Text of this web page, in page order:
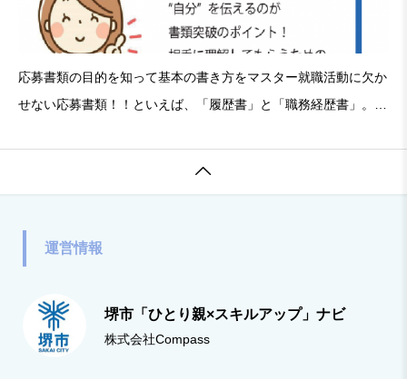
応募書類の目的を知って基本の書き方をマスター就職活動に欠か
せない応募書類！！といえば、「履歴書」と「職務経歴書」。こ

運営情報
堺市「ひとり親×スキルアップ」ナビ
株式会社Compass